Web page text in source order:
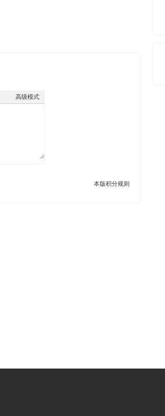
高级模式
本版积分规则